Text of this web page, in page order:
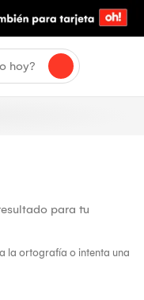
para tu
la ortografía o intenta una